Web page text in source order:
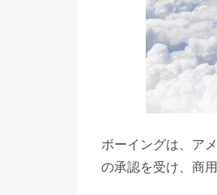
ボーイングは、ア
の承認を受け、商